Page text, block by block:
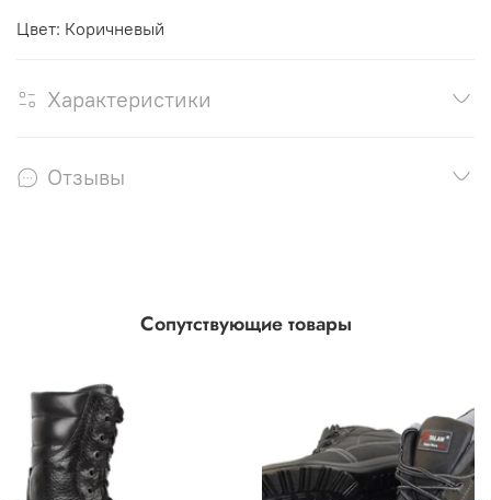
Цвет: Коричневый
Характеристики
Отзывы
Сопутствующие товары